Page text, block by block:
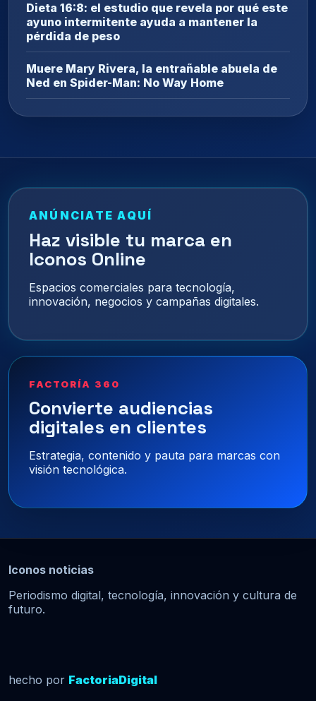
Dieta 16:8: el estudio que revela por qué este
ayuno intermitente ayuda a mantener la
pérdida de peso
Muere Mary Rivera, la entrañable abuela de
Ned en Spider-Man: No Way Home
ANÚNCIATE AQUÍ
Haz visible tu marca en
Iconos Online
Espacios comerciales para tecnología,
innovación, negocios y campañas digitales.
FACTORÍA 360
Convierte audiencias
digitales en clientes
Estrategia, contenido y pauta para marcas con
visión tecnológica.
Iconos noticias
Periodismo digital, tecnología, innovación y cultura de
futuro.
hecho por FactoriaDigital